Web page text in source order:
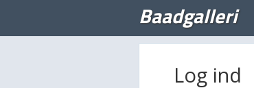
Baadgalleri
Log ind